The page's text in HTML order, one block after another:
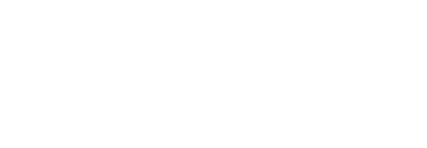
ha baj van az egészségükkel
ki-kijár éjszakánként. Egy idő után már arra is felriadt,